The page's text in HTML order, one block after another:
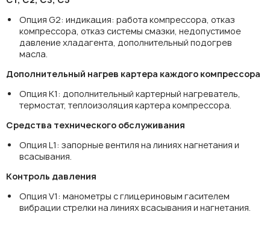
Опция G2: индикация: работа компрессора, отказ
компрессора, отказ системы смазки, недопустимое
давление хладагента, дополнительный подогрев
масла.
Дополнительный нагрев картера каждого компрессора
Опция К1: дополнительный картерный нагреватель,
термостат, теплоизоляция картера компрессора.
Средства технического обслуживания
Опция L1: запорные вентиля на линиях нагнетания и
всасывания.
Контроль давления
Опция V1: манометры с глицериновым гасителем
вибрации стрелки на линиях всасывания и нагнетания.